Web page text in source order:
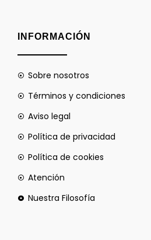
INFORMACIÓN
Sobre nosotros
Términos y condiciones
Aviso legal
Política de privacidad
Política de cookies
Atención
Nuestra Filosofía